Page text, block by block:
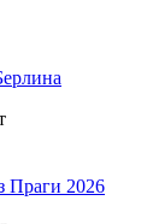
Праги 2026